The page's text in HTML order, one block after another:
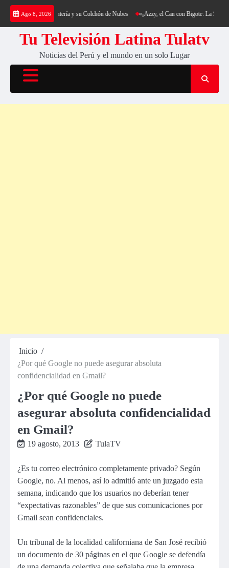
Saltar
contenido
Ago 8, 2026
al Cerro Cantería y su Colchón de Nubes «¡Azzy, el Can con Bigote: La
Tu Televisión Latina Tulatv
Noticias del Perú y el mundo en un solo Lugar
Inicio
¿Por qué Google no puede asegurar absoluta
confidencialidad en Gmail?
¿Por qué Google no puede
asegurar absoluta confidencialidad
en Gmail?
19 agosto, 2013 TulaTV
¿Es tu correo electrónico completamente privado? Según
Google, no. Al menos, así lo admitió ante un juzgado esta
semana, indicando que los usuarios no deberían tener
“expectativas razonables” de que sus comunicaciones por
Gmail sean confidenciales.
Un tribunal de la localidad californiana de San José recibió
un documento de 30 páginas en el que Google se defendía